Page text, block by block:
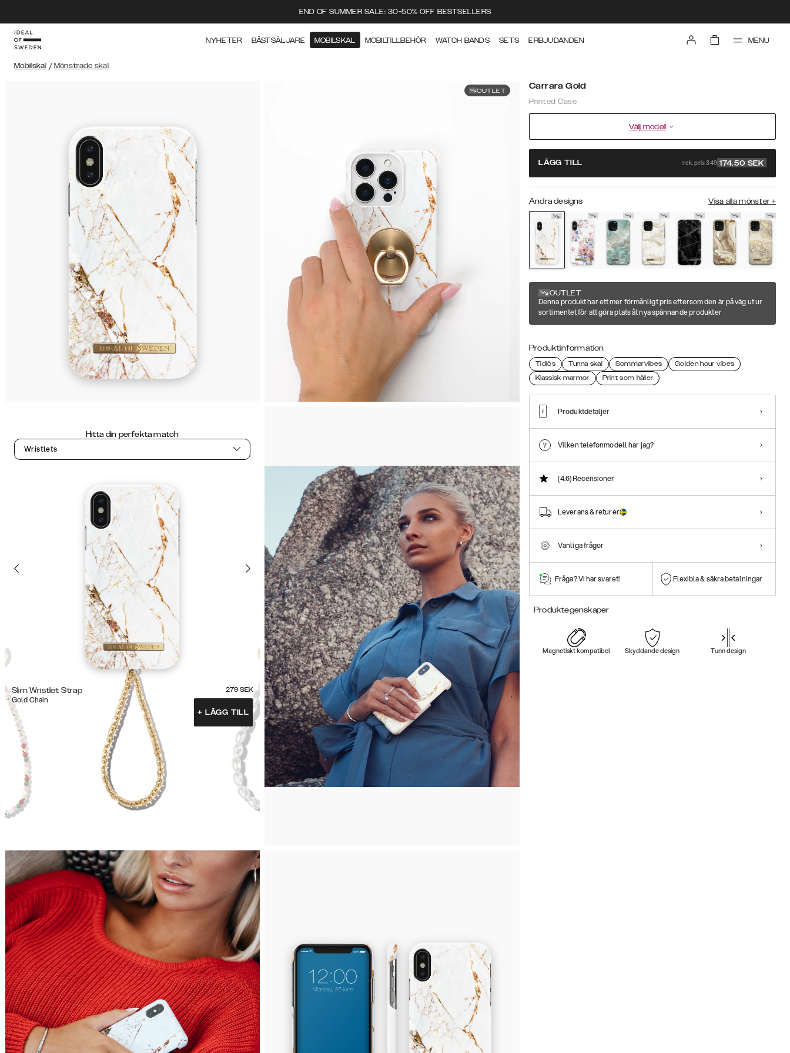
END OF SUMMER SALE: 30-50% OFF BESTSELLERS
NYHETER BÄSTSÄLJARE MOBILSKAL MOBILTILLBEHÖR WATCH BANDS SETS ERBJUDANDEN MENU
Mobilskal / Mönstrade skal
OUTLET
Hitta din perfekta match
Wristlets
Slim Wristlet Strap
Gold Chain
279 SEK
+ LÄGG TILL
Carrara Gold
Printed Case
Välj modell
LÄGG TILL rek. pris 349 174.50 SEK
Andra designs Visa alla mönster +
OUTLET
Denna produkt har ett mer förmånligt pris eftersom den är på väg ut ur
sortimentet för att göra plats åt nya spännande produkter
Produktinformation
Tidlös Tunna skal Sommarvibes
Golden hour vibes
Klassisk marmor
Print som håller
Produktdetaljer
Vilken telefonmodell har jag?
(4.6)Recensioner
Leverans & returer
Vanliga frågor
Fråga? Vi har svaret! Flexibla & säkra betalningar
Produktegenskaper
Magnetiskt kompatibel Skyddande design Tunn design